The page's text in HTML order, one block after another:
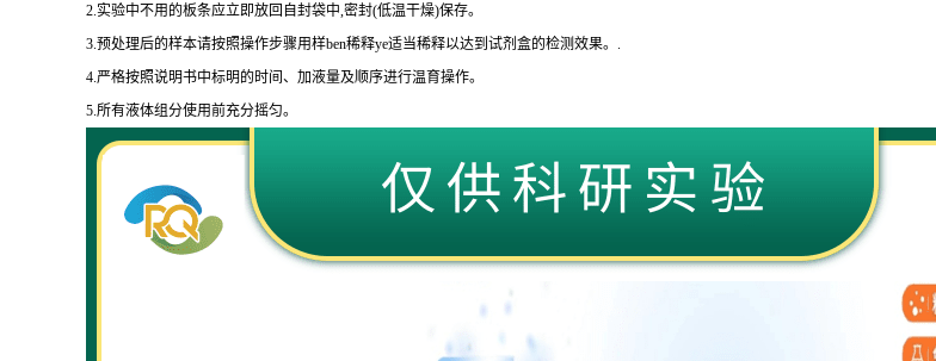
2.实验中不用的板条应立即放回自封袋中,密封(低温干燥)保存。
3.预处理后的样本请按照操作步骤用样ben稀释ye适当稀释以达到试剂盒的检测效果。 .
4.严格按照说明书中标明的时间、加液量及顺序进行温育操作。
5.所有液体组分使用前充分摇匀。